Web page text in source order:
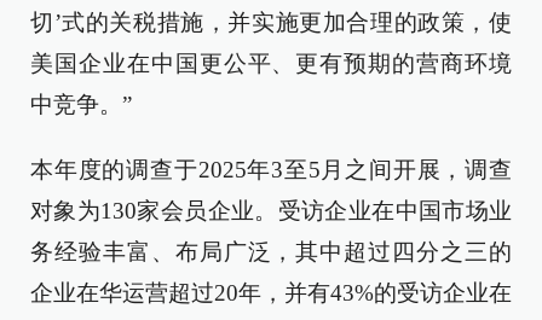
切’式的关税措施，并实施更加合理的政策，使
美国企业在中国更公平、更有预期的营商环境
中竞争。”
本年度的调查于2025年3至5月之间开展，调查
对象为130家会员企业。受访企业在中国市场业
务经验丰富、布局广泛，其中超过四分之三的
企业在华运营超过20年，并有43%的受访企业在